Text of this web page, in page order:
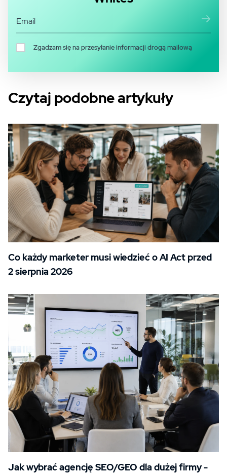
Zgadzam się na przesyłanie informacji drogą mailową
Czytaj podobne artykuły
Co każdy marketer musi wiedzieć o AI Act przed
2 sierpnia 2026
Jak wybrać agencję SEO/GEO dla dużej firmy -